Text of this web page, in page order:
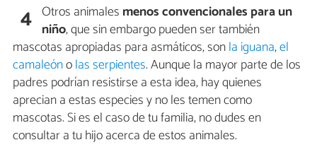
4 Otros animales menos convencionales para un
niño, que sin embargo pueden ser también
mascotas apropiadas para asmáticos, sonla iguana,el
camaleónolas serpientes. Aunque la mayor parte de los
padres podrían resistirse a esta idea, hay quienes
aprecian a estas especies y no les temen como
mascotas. Si es el caso de tu familia, no dudes en
consultar a tu hijo acerca de estos animales.